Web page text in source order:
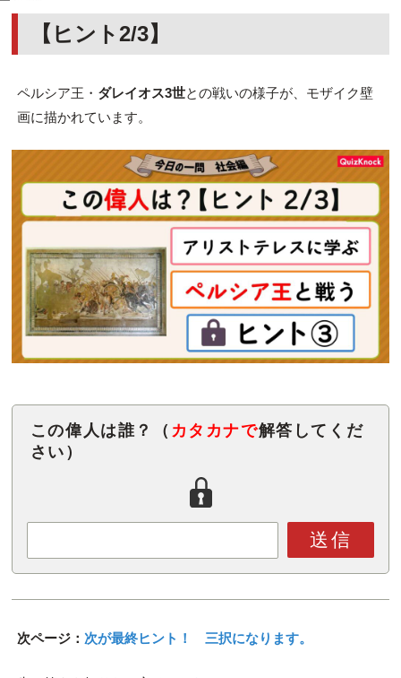
【ヒント2/3】
ペルシア王・ ダレイオス3世との戦いの様子が、モザイク壁
画に描かれています。
この偉人は誰？（ カタカナで解答してくだ
さい）
送信
次ページ： 次が最終ヒント！ 三択になります。